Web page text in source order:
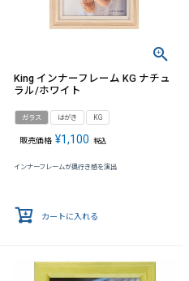
King インナーフレーム KG ナチュ
ラル/ホワイト
ガラス はがき KG
販売価格 ¥1,100 税込
インナーフレームが奥行き感を演出
カートに入れる